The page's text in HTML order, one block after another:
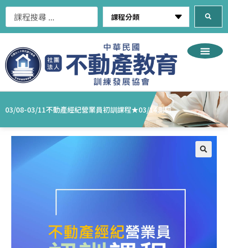
03/08-03/11不動產經紀營業員初訓課程★03/14測驗